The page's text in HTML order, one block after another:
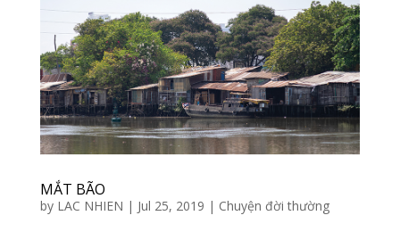
MẮT BÃO
by LAC NHIEN | Jul 25, 2019 | Chuyện đời thường